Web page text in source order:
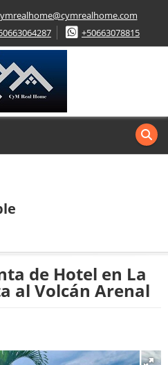
+50663078815
de Hotel en La
al Volcán Arenal